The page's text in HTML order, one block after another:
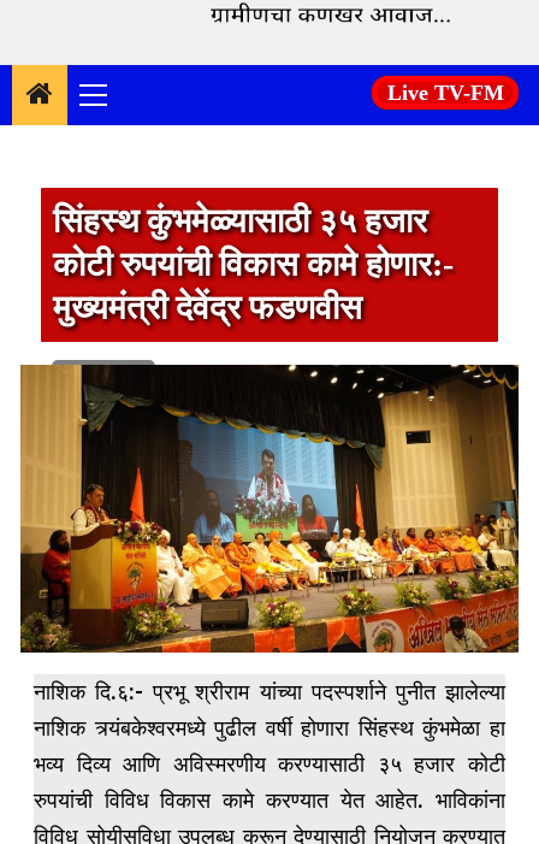
Primary
Menu
Live TV-FM
सिंहस्थ कुंभमेळ्यासाठी ३५ हजार
कोटी रुपयांची विकास कामे होणार:-
मुख्यमंत्री देवेंद्र फडणवीस
1 min read
नाशिक दि.६:- प्रभू श्रीराम यांच्या पदस्पर्शाने पुनीत झालेल्या
नाशिक त्र्यंबकेश्वरमध्ये पुढील वर्षी होणारा सिंहस्थ कुंभमेळा हा
भव्य दिव्य आणि अविस्मरणीय करण्यासाठी ३५ हजार कोटी
रुपयांची विविध विकास कामे करण्यात येत आहेत. भाविकांना
विविध सोयीसुविधा उपलब्ध करून देण्यासाठी नियोजन करण्यात